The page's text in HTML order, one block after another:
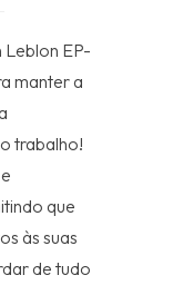
EP-
manter a
trabalho!
que
às suas
de tudo